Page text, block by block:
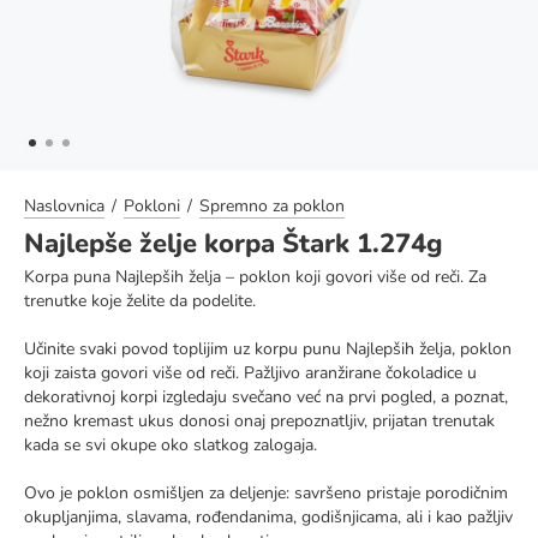
Naslovnica Pokloni Spremno za poklon
Najlepše želje korpa Štark 1.274g
Korpa puna Najlepših želja – poklon koji govori više od reči. Za
trenutke koje želite da podelite.
Učinite svaki povod toplijim uz korpu punu Najlepših želja, poklon
koji zaista govori više od reči. Pažljivo aranžirane čokoladice u
dekorativnoj korpi izgledaju svečano već na prvi pogled, a poznat,
nežno kremast ukus donosi onaj prepoznatljiv, prijatan trenutak
kada se svi okupe oko slatkog zalogaja.
Ovo je poklon osmišljen za deljenje: savršeno pristaje porodičnim
okupljanjima, slavama, rođendanima, godišnjicama, ali i kao pažljiv